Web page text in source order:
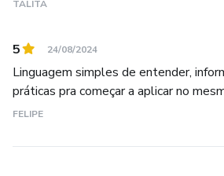
TALITA
5 24/08/2024
Linguagem simples de entender,
práticas pra começar a aplicar no
FELIPE